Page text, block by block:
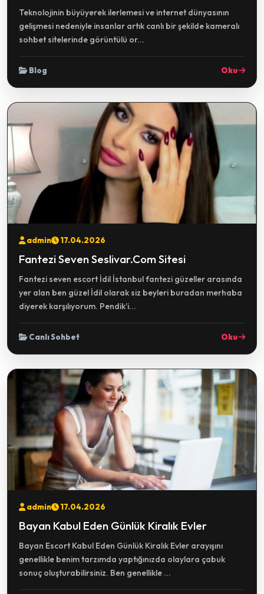
Teknolojinin büyüyerek ilerlemesi ve internet dünyasının
gelişmesi nedeniyle insanlar artık canlı bir şekilde kameralı
sohbet sitelerinde görüntülü or...
Blog Oku
admin 17.04.2026
Fantezi Seven Seslivar.Com Sitesi
Fantezi seven escort İdil İstanbul fantezi güzeller arasında
yer alan ben güzel İdil olarak siz beyleri buradan merhaba
diyerek karşılıyorum. Pendik’i...
Canlı Sohbet Oku
admin 17.04.2026
Bayan Kabul Eden Günlük Kiralık Evler
Bayan Escort Kabul Eden Günlük Kiralık Evler arayışını
genellikle benim tarzımda yaptığınızda olaylara çabuk
sonuç oluşturabilirsiniz. Ben genellikle ...